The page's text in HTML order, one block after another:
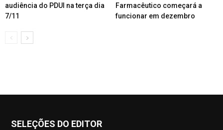
audiência do PDUI na terça dia
7/11
Farmacêutico começará a
funcionar em dezembro
SELEÇÕES DO EDITOR